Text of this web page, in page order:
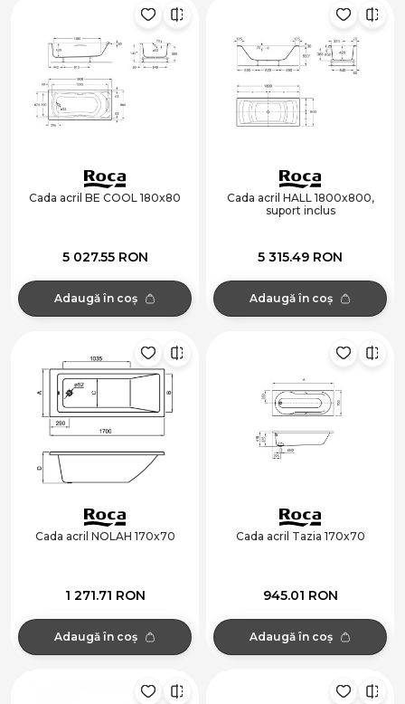
Cada acril BE COOL 180x80
5 027.55 RON
Adaugă în coș
Cada acril HALL 1800x800,
suport inclus
5 315.49 RON
Adaugă în coș
Cada acril NOLAH 170x70
1 271.71 RON
Adaugă în coș
Cada acril Tazia 170x70
945.01 RON
Adaugă în coș